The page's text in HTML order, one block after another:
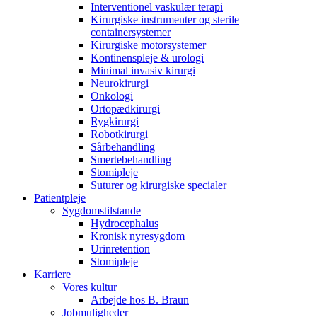
Interventionel vaskulær terapi
Kirurgiske instrumenter og sterile
containersystemer
Kirurgiske motorsystemer
Kontinenspleje & urologi
Minimal invasiv kirurgi
Neurokirurgi
Onkologi
Ortopædkirurgi
Rygkirurgi
Robotkirurgi
Sårbehandling
Smertebehandling
Stomipleje
Suturer og kirurgiske specialer
Patientpleje
Sygdomstilstande
Hydrocephalus
Kronisk nyresygdom
Urinretention
Stomipleje
Karriere
Vores kultur
Arbejde hos B. Braun
Jobmuligheder